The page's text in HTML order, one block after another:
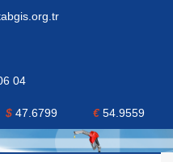
04
$ 47.6799 €54.9559